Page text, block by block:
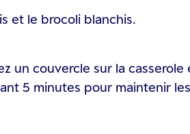
et le brocoli blanchis.
un couvercle sur la casserole
5 minutes pour maintenir les